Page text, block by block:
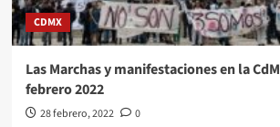
de
du
trazo
Ucrania
#quehacerpolitico
#inquiriendolanoticia
CDMX
Las Marchas y manifestaciones en la
febrero 2022
28 febrero, 2022
0